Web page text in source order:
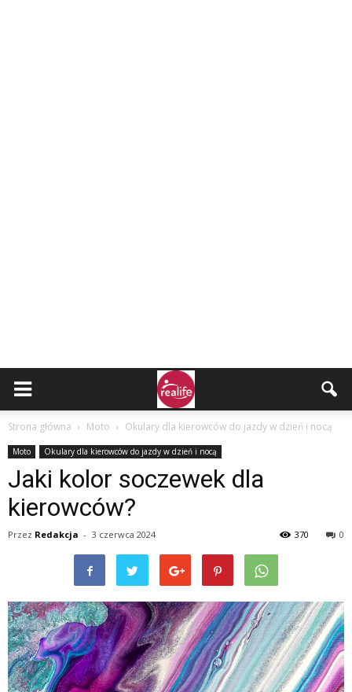
Strona główna Moto Okulary dla kierowców do jazdy w dzień i nocą
Moto Okulary dla kierowców do jazdy w dzień i nocą
Jaki kolor soczewek dla
kierowców?
Przez Redakcja - 3 czerwca 2024 0
370